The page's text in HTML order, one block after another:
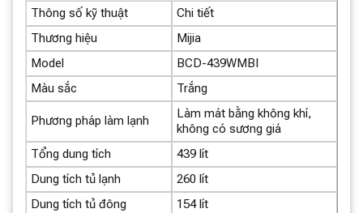
Thông số kỹ thuật
Chi tiết
Thương hiệu
Mijia
Model
BCD-439WMBI
Màu sắc
Trắng
Phương pháp làm lạnh
Làm mát bằng không khí,
không có sương giá
Tổng dung tích
439 lít
Dung tích tủ lạnh
260 lít
Dung tích tủ đông
154 lít